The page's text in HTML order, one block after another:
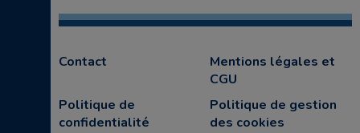
Contact
Mentions légales et
CGU
Politique de
confidentialité
Politique de gestion
des cookies